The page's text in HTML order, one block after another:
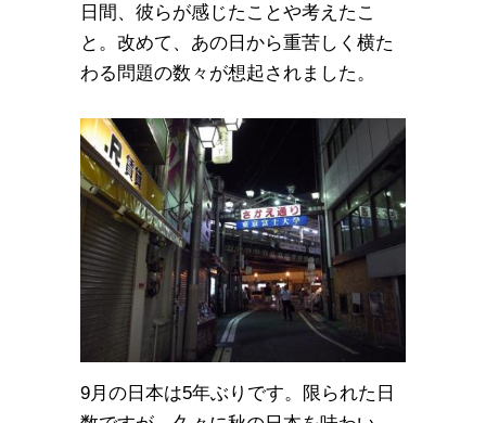
日間、彼らが感じたことや考えたこ
と。改めて、あの日から重苦しく横た
わる問題の数々が想起されました。
9月の日本は5年ぶりです。限られた日